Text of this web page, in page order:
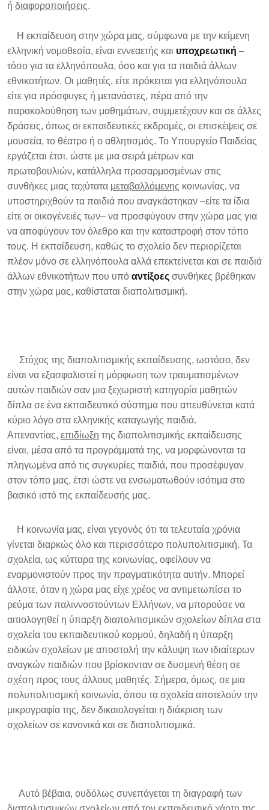
ή διαφοροποιήσεις.
Η εκπαίδευση στην χώρα μας, σύμφωνα με την κείμενη
ελληνική νομοθεσία, είναι εννεαετής και υποχρεωτική –
τόσο για τα ελληνόπουλα, όσο και για τα παιδιά άλλων
εθνικοτήτων. Οι μαθητές, είτε πρόκειται για ελληνόπουλα
είτε για πρόσφυγες ή μετανάστες, πέρα από την
παρακολούθηση των μαθημάτων, συμμετέχουν και σε άλλες
δράσεις, όπως οι εκπαιδευτικές εκδρομές, οι επισκέψεις σε
μουσεία, το θέατρο ή ο αθλητισμός. Το Υπουργείο Παιδείας
εργάζεται έτσι, ώστε με μια σειρά μέτρων και
πρωτοβουλιών, κατάλληλα προσαρμοσμένων στις
συνθήκες μιας ταχύτατα μεταβαλλόμενης κοινωνίας, να
υποστηριχθούν τα παιδιά που αναγκάστηκαν –είτε τα ίδια
είτε οι οικογένειές των– να προσφύγουν στην χώρα μας για
να αποφύγουν τον όλεθρο και την καταστροφή στον τόπο
τους. Η εκπαίδευση, καθώς το σχολείο δεν περιορίζεται
πλέον μόνο σε ελληνόπουλα αλλά επεκτείνεται και σε παιδιά
άλλων εθνικοτήτων που υπό αντίξοες συνθήκες βρέθηκαν
στην χώρα μας, καθίσταται διαπολιτισμική.
Στόχος της διαπολιτισμικής εκπαίδευσης, ωστόσο, δεν
είναι να εξασφαλιστεί η μόρφωση των τραυματισμένων
αυτών παιδιών σαν μια ξεχωριστή κατηγορία μαθητών
δίπλα σε ένα εκπαιδευτικό σύστημα που απευθύνεται κατά
κύριο λόγο στα ελληνικής καταγωγής παιδιά.
Απεναντίας, επιδίωξη της διαπολιτισμικής εκπαίδευσης
είναι, μέσα από τα προγράμματά της, να μορφώνονται τα
πληγωμένα από τις συγκυρίες παιδιά, που προσέφυγαν
στον τόπο μας, έτσι ώστε να ενσωματωθούν ισότιμα στο
βασικό ιστό της εκπαίδευσής μας.
Η κοινωνία μας, είναι γεγονός ότι τα τελευταία χρόνια
γίνεται διαρκώς όλο και περισσότερο πολυπολιτισμική. Τα
σχολεία, ως κύτταρα της κοινωνίας, οφείλουν να
εναρμονιστούν προς την πραγματικότητα αυτήν. Μπορεί
άλλοτε, όταν η χώρα μας είχε χρέος να αντιμετωπίσει το
ρεύμα των παλιννοστούντων Ελλήνων, να μπορούσε να
αιτιολογηθεί η ύπαρξη διαπολιτισμικών σχολείων δίπλα στα
σχολεία του εκπαιδευτικού κορμού, δηλαδή η ύπαρξη
ειδικών σχολείων με αποστολή την κάλυψη των ιδιαίτερων
αναγκών παιδιών που βρίσκονταν σε δυσμενή θέση σε
σχέση προς τους άλλους μαθητές. Σήμερα, όμως, σε μια
πολυπολιτισμική κοινωνία, όπου τα σχολεία αποτελούν την
μικρογραφία της, δεν δικαιολογείται η διάκριση των
σχολείων σε κανονικά και σε διαπολιτισμικά.
Αυτό βέβαια, ουδόλως συνεπάγεται τη διαγραφή των